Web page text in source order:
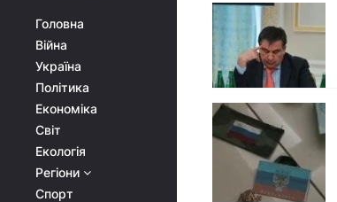
Головна
Війна
Україна
Політика
Економіка
Світ
Екологія
Регіони
Спорт